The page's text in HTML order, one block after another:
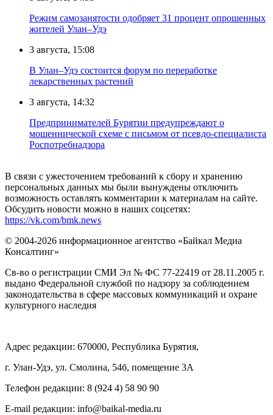
Режим самозанятости одобряет 31 процент опрошенных
жителей Улан–Удэ
3 августа, 15:08
В Улан–Удэ состоится форум по переработке
лекарственных растений
3 августа, 14:32
Предпринимателей Бурятии предупреждают о
мошеннической схеме с письмом от псевдо-специалиста
Роспотребнадзора
В связи с ужесточением требований к сбору и хранению
персональных данных мы были вынуждены отключить
возможность оставлять комментарии к материалам на сайте.
Обсудить новости можно в наших соцсетях:
https://vk.com/bmk.news
© 2004-2026 информационное агентство «Байкал Медиа
Консалтинг»
Св-во о регистрации СМИ Эл № ФС 77-22419 от 28.11.2005 г.
выдано Федеральной службой по надзору за соблюдением
законодательства в сфере массовых коммуникаций и охране
культурного наследия
Адрес редакции: 670000, Республика Бурятия,
г. Улан-Удэ, ул. Смолина, 54б, помещение 3А
Телефон редакции: ‎‎8 (924 4) 58 90 90
E-mail редакции: info@baikal-media.ru